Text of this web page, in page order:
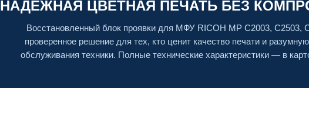
НАДЁЖНАЯ ЦВЕТНАЯ ПЕЧАТЬ БЕЗ
Восстановленный блок проявки для МФУ RICOH MP C2003, C2503,
проверенное решение для тех, кто ценит качество печати и
обслуживания техники. Полные технические характеристики — в